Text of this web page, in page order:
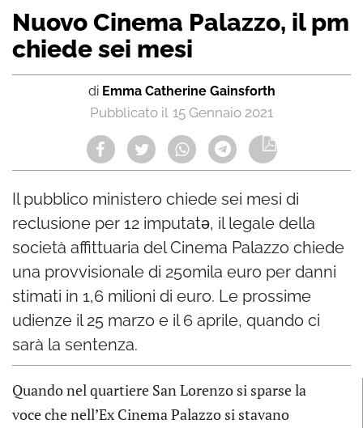
Nuovo Cinema Palazzo, il pm
chiede sei mesi
di Emma Catherine Gainsforth
15 Gennaio 2021
Il pubblico ministero chiede sei mesi di
reclusione per 12 imputatə, il legale della
società affittuaria del Cinema Palazzo chiede
una provvisionale di 250mila euro per danni
stimati in 1,6 milioni di euro. Le prossime
udienze il 25 marzo e il 6 aprile, quando ci
sarà la sentenza.
Quando nel quartiere San Lorenzo si sparse la
voce che nell’Ex Cinema Palazzo si stavano